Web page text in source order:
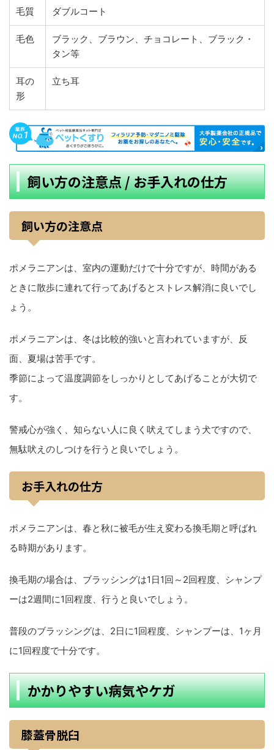
毛質 ダブルコート
毛色
ブラック、ブラウン、チョコレート、ブラック・
タン等
耳の
形
立ち耳
飼い方の注意点 / お手入れの仕方
飼い方の注意点
ポメラニアンは、室内の運動だけで十分ですが、時間がある
ときに散歩に連れて行ってあげるとストレス解消に良いでし
ょう。
ポメラニアンは、冬は比較的強いと言われていますが、反
面、夏場は苦手です。
季節によって温度調節をしっかりとしてあげることが大切で
す。
警戒心が強く、知らない人に良く吠えてしまう犬ですので、
無駄吠えのしつけを行うと良いでしょう。
お手入れの仕方
ポメラニアンは、春と秋に被毛が生え変わる換毛期と呼ばれ
る時期があります。
換毛期の場合は、ブラッシングは1日1回～2回程度、シャンプ
ーは2週間に1回程度、行うと良いでしょう。
普段のブラッシングは、2日に1回程度、シャンプーは、1ヶ月
に1回程度で十分です。
かかりやすい病気やケガ
膝蓋骨脱臼